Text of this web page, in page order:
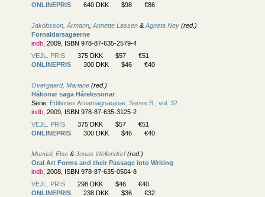
ONLINEPRIS
640 DKK $98 €86
Jakobsson, Ármann Annette Lassen & Agneta Ney (red.)
Fornaldarsagaerne
indb , 2009, ISBN 978-87-635-2579-4
VEJL. PRIS
375 DKK $57
€51
ONLINEPRIS
300 DKK $46 €40
Overgaard, Mariane (red.)
Hákonar saga Hárekssonar
Serie: Editiones Arnamagnæanæ, Series B , vol. 32
indb , 2009, ISBN 978-87-635-3125-2
VEJL. PRIS
375 DKK $57
€51
ONLINEPRIS
300 DKK $46 €40
Mundal, Else & Jonas Wellendorf(red.)
Oral Art Forms and their Passage into Writing
indb , 2008, ISBN 978-87-635-0504-8
VEJL. PRIS
298 DKK $46
€40
ONLINEPRIS
238 DKK $36 €32